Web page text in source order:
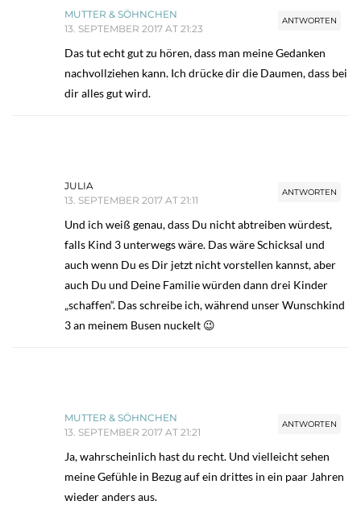
ANTWORTEN
MUTTER & SÖHNCHEN
13. SEPTEMBER 2017 AT 21:23
Das tut echt gut zu hören, dass man meine Gedanken
nachvollziehen kann. Ich drücke dir die Daumen, dass bei
dir alles gut wird.
ANTWORTEN
JULIA
13. SEPTEMBER 2017 AT 21:11
Und ich weiß genau, dass Du nicht abtreiben würdest,
falls Kind 3 unterwegs wäre. Das wäre Schicksal und
auch wenn Du es Dir jetzt nicht vorstellen kannst, aber
auch Du und Deine Familie würden dann drei Kinder
„schaffen“. Das schreibe ich, während unser Wunschkind
3 an meinem Busen nuckelt 😉
ANTWORTEN
MUTTER & SÖHNCHEN
13. SEPTEMBER 2017 AT 21:21
Ja, wahrscheinlich hast du recht. Und vielleicht sehen
meine Gefühle in Bezug auf ein drittes in ein paar Jahren
wieder anders aus.